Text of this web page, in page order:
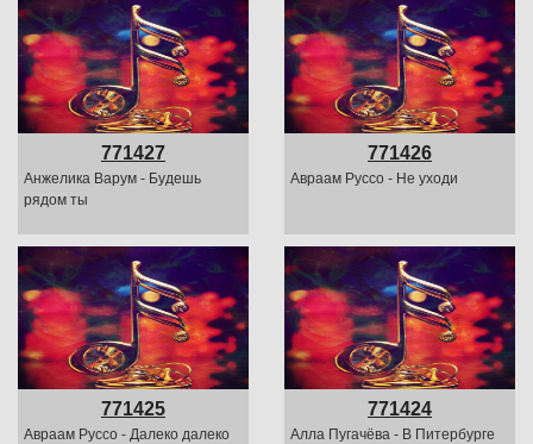
771427
Анжелика Варум - Будешь
рядом ты
771426
Авраам Руссо - Не уходи
771425
Авраам Руссо - Далеко далеко
771424
Алла Пугачёва - В Питербурге